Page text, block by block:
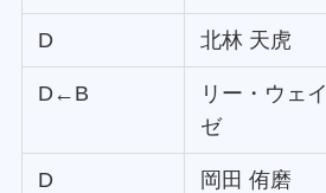
D 北林 天虎
D←B
リー・ウェイ
ゼ
D 岡田 侑磨